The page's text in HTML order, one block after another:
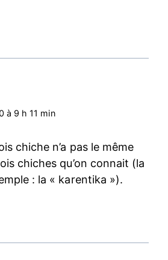
à 9 h 11 min
chiche n’a pas le même
chiches qu’on connait (la
: la « karentika »).